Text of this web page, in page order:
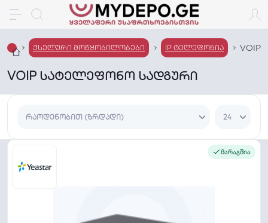
ქსელური მოწყობილობები IP ტელეფონია VOIP
VOIP სატელეფონო სადგური
მარაგშია